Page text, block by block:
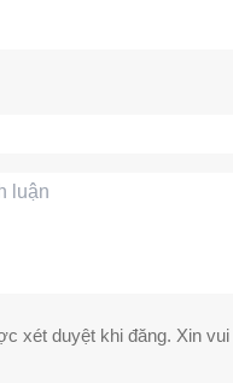
xét duyệt khi đăng. Xin vui